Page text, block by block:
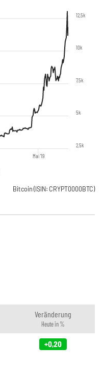
Mai '19
2,5k
5k
7,5k
10k
12,5k
Bitcoin (ISIN: CRYPT0000BTC)
Veränderung
Heute in %
+0,20